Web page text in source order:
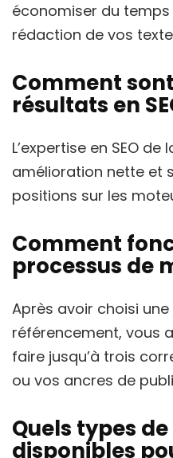
économiser du temps
rédaction de vos
Comment
résultats en
L’expertise en SEO
amélioration nette et
positions sur les
Comment
processus de
Après avoir choisi
référencement, vous
faire jusqu’à trois
ou vos ancres de
Quels types
disponibles